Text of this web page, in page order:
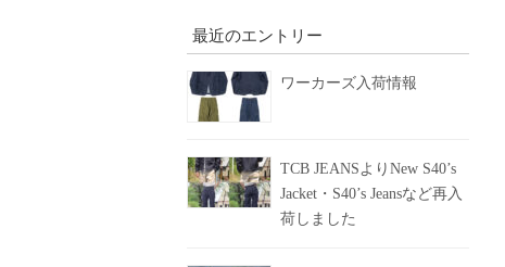
最近のエントリー
ワーカーズ入荷情報
TCB JEANSよりNew S40’s
Jacket・S40’s Jeansなど再入
荷しました